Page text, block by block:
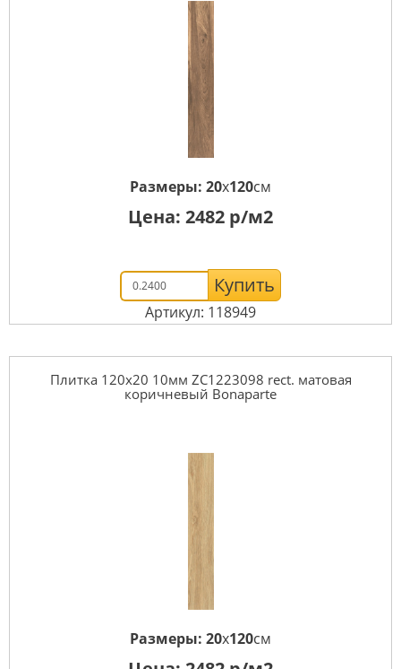
Размеры: 20x120см
Цена: 2482 р/м2
Купить
Артикул: 118949
Плитка 120x20 10мм ZC1223098 rect. матовая
коричневый Bonaparte
Размеры: 20x120см